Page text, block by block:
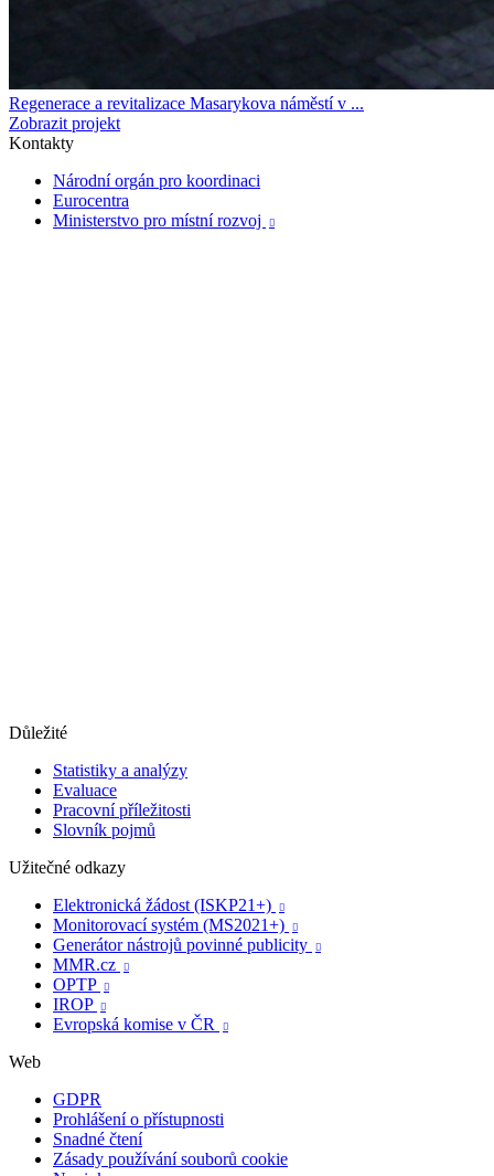
Regenerace a revitalizace Masarykova náměstí v ...
Zobrazit projekt
Kontakty
Národní orgán pro koordinaci
Eurocentra
Ministerstvo pro místní rozvoj

Důležité
Statistiky a analýzy
Evaluace
Pracovní příležitosti
Slovník pojmů
Užitečné odkazy
Elektronická žádost (ISKP21+)

Monitorovací systém (MS2021+) 
Generátor nástrojů povinné publicity 
MMR.cz 
OPTP 
IROP 
Evropská komise v ČR 
Web
GDPR
Prohlášení o přístupnosti
Snadné čtení
Zásady používání souborů cookie